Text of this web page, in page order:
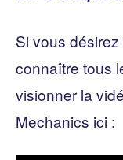
Si vous
connaître tous
visionner la
Mechanics ici :